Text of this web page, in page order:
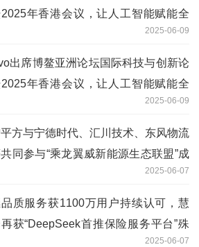
年香港会议，让人工智能赋能全
2025-06-09
出席博鳌亚洲论坛国际科技与创新论
年香港会议，让人工智能赋能全
2025-06-09
方与宁德时代、汇川技术、东风物流
同参与“乘龙翼威新能源生态联盟”成
2025-06-07
质服务获1100万用户持续认可，慧
获“DeepSeek首推保险服务平台”殊
2025-06-07